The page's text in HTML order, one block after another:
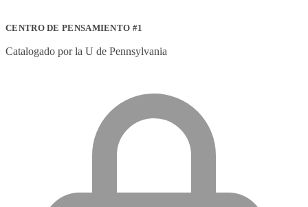
CENTRO DE PENSAMIENTO #1
Catalogado por la U de Pennsylvania